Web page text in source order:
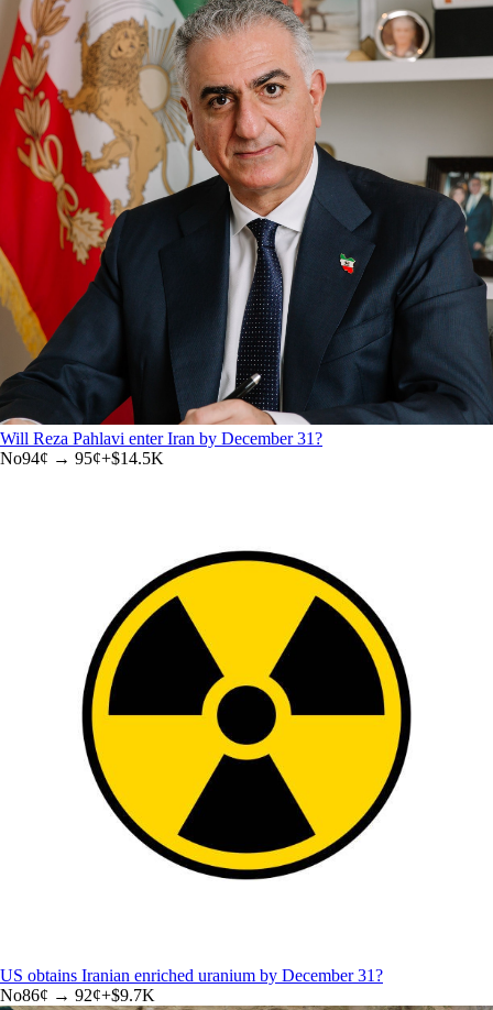
Will Reza Pahlavi enter Iran by December 31?
No94¢ → 95¢+$14.5K
US obtains Iranian enriched uranium by December 31?
No86¢ → 92¢+$9.7K